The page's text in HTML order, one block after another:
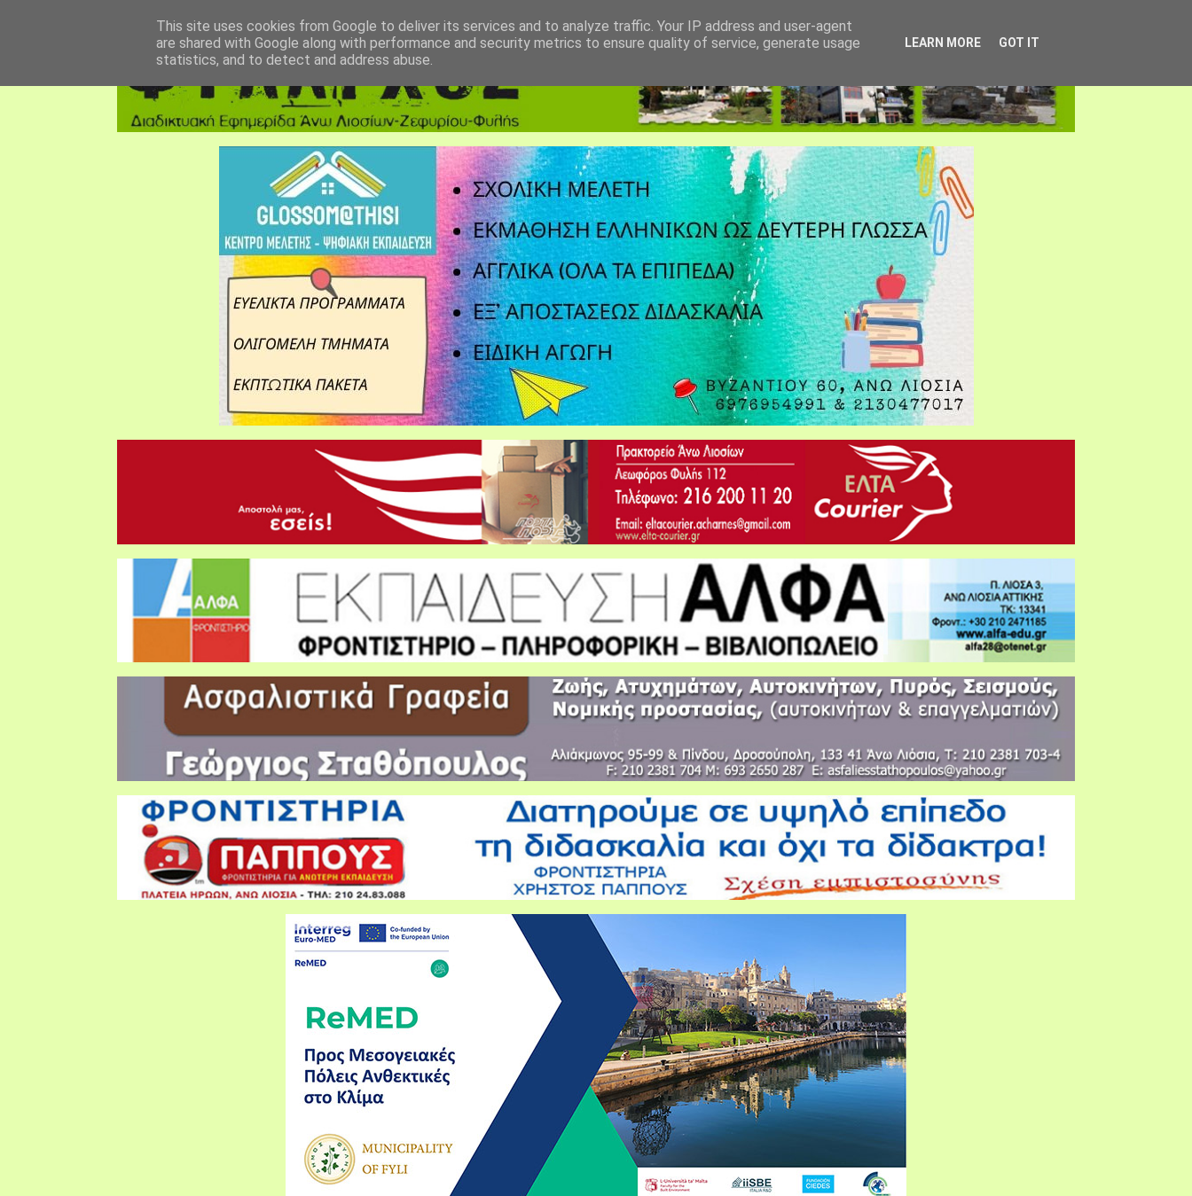
This site uses cookies from Google to deliver its services and to analyze traffic. Your IP address and user-agent
are shared with Google along with performance and security metrics to ensure quality of service, generate usage
statistics, and to detect and address abuse.
LEARN MORE GOT IT